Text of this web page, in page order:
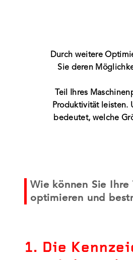
Durch weitere
Sie deren
Teil Ihres
Produktivität leisten.
bedeutet, welche
Wie können Sie
optimieren und
1. Die